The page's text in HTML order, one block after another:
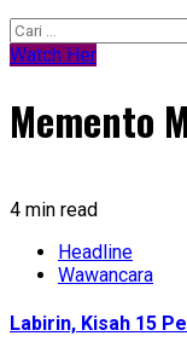
Cari
untuk:
Watch Her
Memento
4 min read
Headline
Wawancara
Labirin, Kisah 15